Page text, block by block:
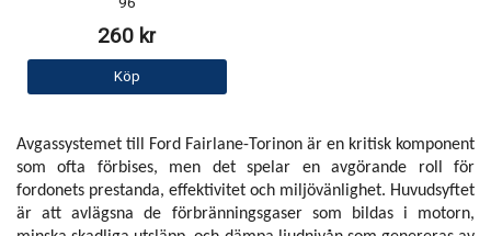
260 kr
Köp
Avgassystemet till Ford Fairlane-Torinon är en kritisk komponent
som ofta förbises, men det spelar en avgörande roll för
fordonets prestanda, effektivitet och miljövänlighet. Huvudsyftet
är att avlägsna de förbränningsgaser som bildas i motorn,